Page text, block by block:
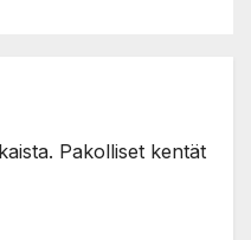
Pakolliset kentät